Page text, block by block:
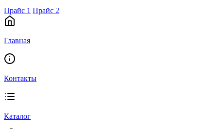
Прайс 1 Прайс 2
Главная
Контакты
Каталог